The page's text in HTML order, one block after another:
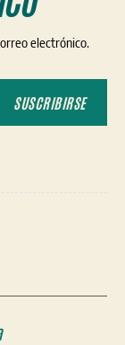
electrónico.
SUSCRIBIRSE